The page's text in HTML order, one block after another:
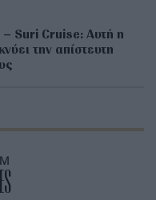
Suri Cruise: Αυτή η
την απίστευτη